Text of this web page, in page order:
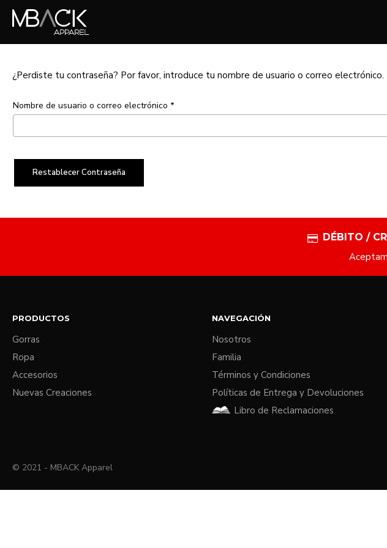
Skip
¿Perdiste tu contraseña? Por favor, introduce tu nombre de usuario o correo
Nombre de usuario o correo electrónico *
Restablecer Contraseña
DÉBITO /
PRODUCTOS
Gorras
Ropa
Accesorios
Nuevas Creaciones
NAVEGACIÓN
Nosotros
Familia
Términos y Condiciones
Políticas de Entrega y Devoluciones
Libro de Reclamaciones
© 2021 - MBACK Apparel